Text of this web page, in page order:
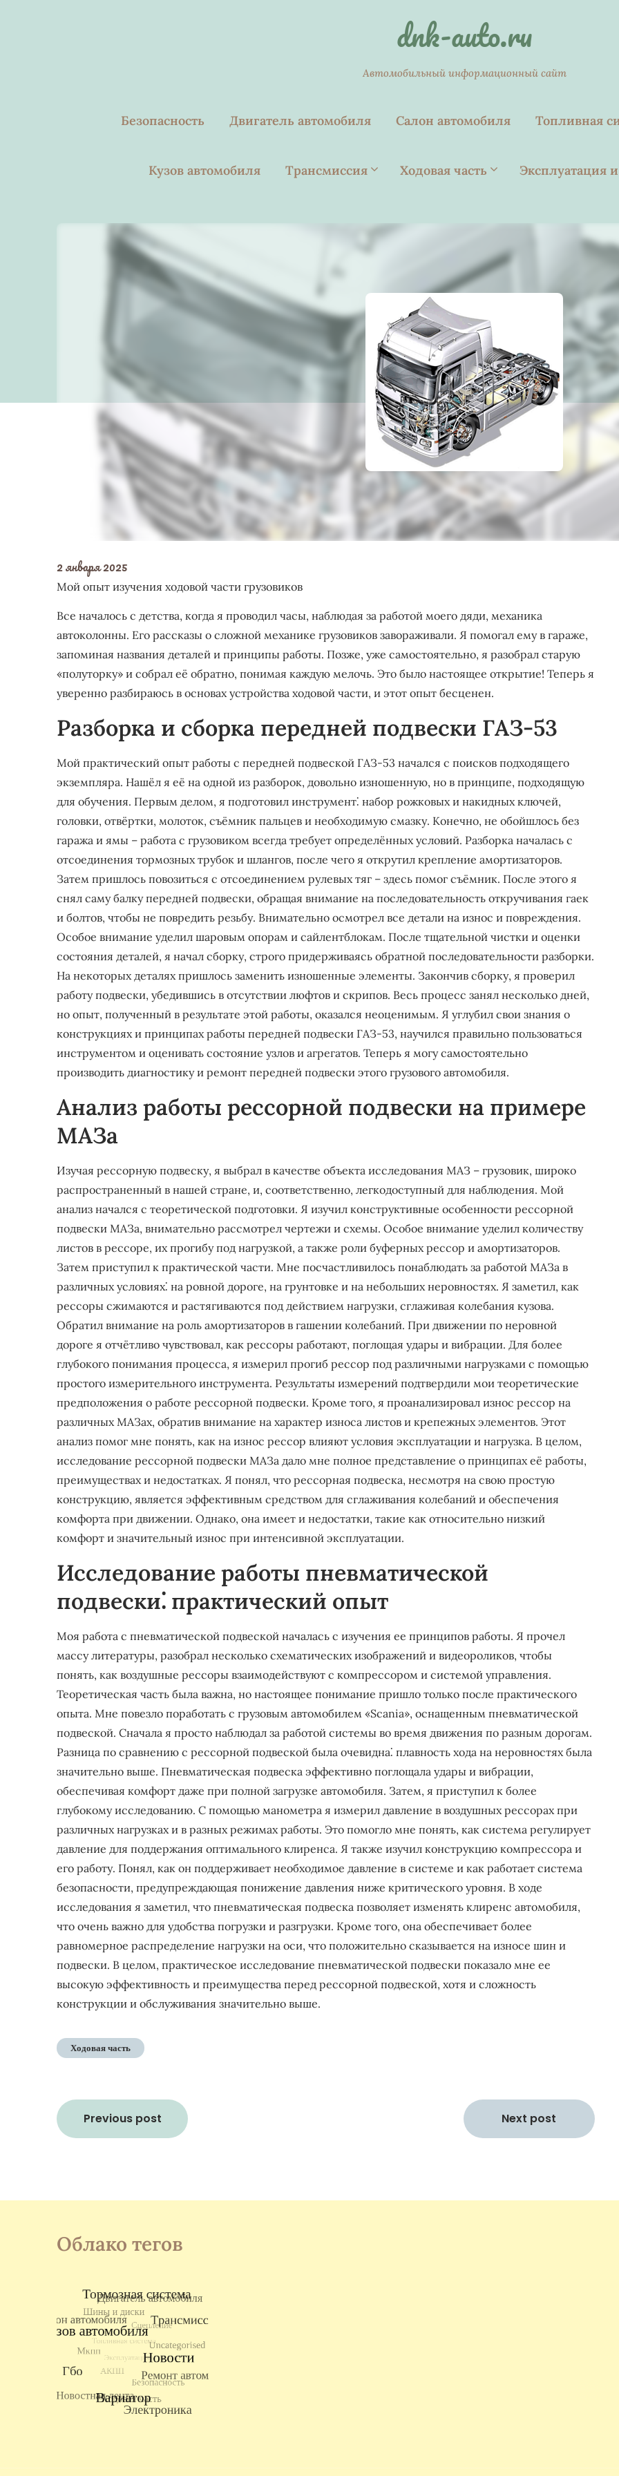
dnk-auto.ru
Автомобильный информационный сайт
Безопасность Двигатель автомобиля Салон автомобиля Топливная
Кузов автомобиля Трансмиссия Ходовая часть Эксплуатация
2 января 2025
Мой опыт изучения ходовой части грузовиков
Все началось с детства, когда я проводил часы, наблюдая за работой моего дяди, механика
автоколонны. Его рассказы о сложной механике грузовиков завораживали. Я помогал ему в гараже,
запоминая названия деталей и принципы работы. Позже, уже самостоятельно, я разобрал старую
«полуторку» и собрал её обратно, понимая каждую мелочь. Это было настоящее открытие! Теперь я
уверенно разбираюсь в основах устройства ходовой части, и этот опыт бесценен.
Разборка и сборка передней подвески ГАЗ-53
Мой практический опыт работы с передней подвеской ГАЗ-53 начался с поисков подходящего
экземпляра. Нашёл я её на одной из разборок, довольно изношенную, но в принципе, подходящую
для обучения. Первым делом, я подготовил инструмент⁚ набор рожковых и накидных ключей,
головки, отвёртки, молоток, съёмник пальцев и необходимую смазку. Конечно, не обойшлось без
гаража и ямы – работа с грузовиком всегда требует определённых условий. Разборка началась с
отсоединения тормозных трубок и шлангов, после чего я открутил крепление амортизаторов.
Затем пришлось повозиться с отсоединением рулевых тяг – здесь помог съёмник. После этого я
снял саму балку передней подвески, обращая внимание на последовательность откручивания гаек
и болтов, чтобы не повредить резьбу. Внимательно осмотрел все детали на износ и повреждения.
Особое внимание уделил шаровым опорам и сайлентблокам. После тщательной чистки и оценки
состояния деталей, я начал сборку, строго придерживаясь обратной последовательности разборки.
На некоторых деталях пришлось заменить изношенные элементы. Закончив сборку, я проверил
работу подвески, убедившись в отсутствии люфтов и скрипов. Весь процесс занял несколько дней,
но опыт, полученный в результате этой работы, оказался неоценимым. Я углубил свои знания о
конструкциях и принципах работы передней подвески ГАЗ-53, научился правильно пользоваться
инструментом и оценивать состояние узлов и агрегатов. Теперь я могу самостоятельно
производить диагностику и ремонт передней подвески этого грузового автомобиля.
Анализ работы рессорной подвески на примере
МАЗа
Изучая рессорную подвеску, я выбрал в качестве объекта исследования МАЗ – грузовик, широко
распространенный в нашей стране, и, соответственно, легкодоступный для наблюдения. Мой
анализ начался с теоретической подготовки. Я изучил конструктивные особенности рессорной
подвески МАЗа, внимательно рассмотрел чертежи и схемы. Особое внимание уделил количеству
листов в рессоре, их прогибу под нагрузкой, а также роли буферных рессор и амортизаторов.
Затем приступил к практической части. Мне посчастливилось понаблюдать за работой МАЗа в
различных условиях⁚ на ровной дороге, на грунтовке и на небольших неровностях. Я заметил, как
рессоры сжимаются и растягиваются под действием нагрузки, сглаживая колебания кузова.
Обратил внимание на роль амортизаторов в гашении колебаний. При движении по неровной
дороге я отчётливо чувствовал, как рессоры работают, поглощая удары и вибрации. Для более
глубокого понимания процесса, я измерил прогиб рессор под различными нагрузками с помощью
простого измерительного инструмента. Результаты измерений подтвердили мои теоретические
предположения о работе рессорной подвески. Кроме того, я проанализировал износ рессор на
различных МАЗах, обратив внимание на характер износа листов и крепежных элементов. Этот
анализ помог мне понять, как на износ рессор влияют условия эксплуатации и нагрузка. В целом,
исследование рессорной подвески МАЗа дало мне полное представление о принципах её работы,
преимуществах и недостатках. Я понял, что рессорная подвеска, несмотря на свою простую
конструкцию, является эффективным средством для сглаживания колебаний и обеспечения
комфорта при движении. Однако, она имеет и недостатки, такие как относительно низкий
комфорт и значительный износ при интенсивной эксплуатации.
Исследование работы пневматической
подвески⁚ практический опыт
Моя работа с пневматической подвеской началась с изучения ее принципов работы. Я прочел
массу литературы, разобрал несколько схематических изображений и видеороликов, чтобы
понять, как воздушные рессоры взаимодействуют с компрессором и системой управления.
Теоретическая часть была важна, но настоящее понимание пришло только после практического
опыта. Мне повезло поработать с грузовым автомобилем «Scania», оснащенным пневматической
подвеской. Сначала я просто наблюдал за работой системы во время движения по разным дорогам.
Разница по сравнению с рессорной подвеской была очевидна⁚ плавность хода на неровностях была
значительно выше. Пневматическая подвеска эффективно поглощала удары и вибрации,
обеспечивая комфорт даже при полной загрузке автомобиля. Затем, я приступил к более
глубокому исследованию. С помощью манометра я измерил давление в воздушных рессорах при
различных нагрузках и в разных режимах работы. Это помогло мне понять, как система регулирует
давление для поддержания оптимального клиренса. Я также изучил конструкцию компрессора и
его работу. Понял, как он поддерживает необходимое давление в системе и как работает система
безопасности, предупреждающая понижение давления ниже критического уровня. В ходе
исследования я заметил, что пневматическая подвеска позволяет изменять клиренс автомобиля,
что очень важно для удобства погрузки и разгрузки. Кроме того, она обеспечивает более
равномерное распределение нагрузки на оси, что положительно сказывается на износе шин и
подвески. В целом, практическое исследование пневматической подвески показало мне ее
высокую эффективность и преимущества перед рессорной подвеской, хотя и сложность
конструкции и обслуживания значительно выше.
Ходовая часть
Навигация
по
Previous post Next post
Облако тегов